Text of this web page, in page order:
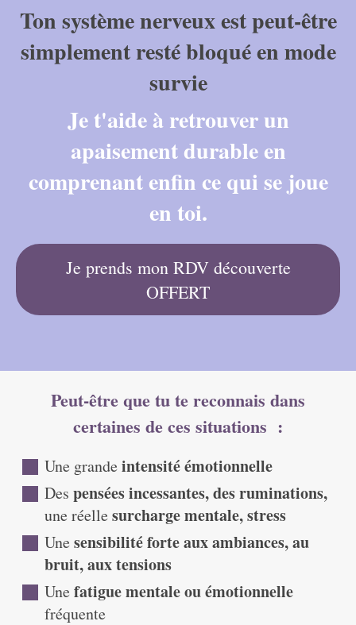
Ton système nerveux est peut-être
simplement resté bloqué en mode
survie
Je t'aide à retrouver un
apaisement durable en
comprenant enfin ce qui se joue
en toi.
Je prends mon RDV découverte
OFFERT
Peut-être que tu te reconnais dans
certaines de ces situations :
Une grande intensité émotionnelle
Des pensées incessantes, des ruminations,
une réelle surcharge mentale, stress
Une sensibilité forte aux ambiances, au
bruit, aux tensions
Une fatigue mentale ou émotionnelle
fréquente